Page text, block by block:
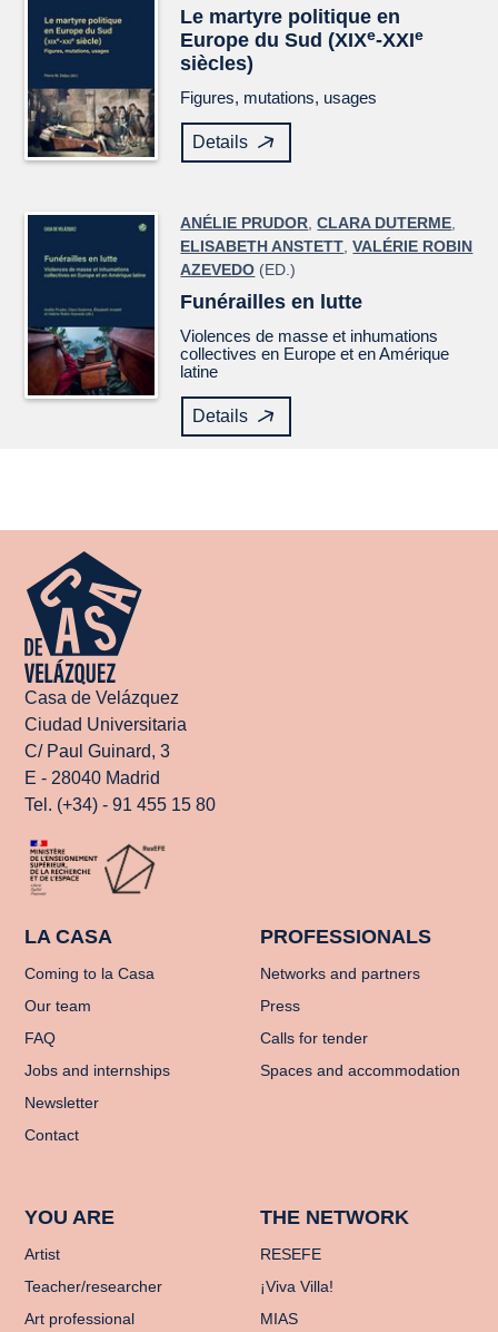
Le martyre politique en
Europe du Sud (XIXe-XXIe
siècles)
Figures, mutations, usages
Details
ANÉLIE PRUDOR,CLARA DUTERME,
ELISABETH ANSTETT,VALÉRIE ROBIN
AZEVEDO (ED.)
Funérailles en lutte
Violences de masse et inhumations
collectives en Europe et en Amérique
latine
Details
Casa de Velázquez
Ciudad Universitaria
C/ Paul Guinard, 3
E - 28040 Madrid
Tel. (+34) - 91 455 15 80
LA CASA
Coming to la Casa
Our team
FAQ
Jobs and internships
Newsletter
Contact
PROFESSIONALS
Networks and partners
Press
Calls for tender
Spaces and accommodation
YOU ARE
Artist
Teacher/researcher
Art professional
THE NETWORK
RESEFE
¡Viva Villa!
MIAS